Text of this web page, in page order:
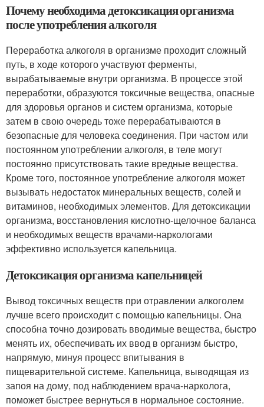
Почему необходима детоксикация организма
после употребления алкоголя
Переработка алкоголя в организме проходит сложный
путь, в ходе которого участвуют ферменты,
вырабатываемые внутри организма. В процессе этой
переработки, образуются токсичные вещества, опасные
для здоровья органов и систем организма, которые
затем в свою очередь тоже перерабатываются в
безопасные для человека соединения. При частом или
постоянном употреблении алкоголя, в теле могут
постоянно присутствовать такие вредные вещества.
Кроме того, постоянное употребление алкоголя может
вызывать недостаток минеральных веществ, солей и
витаминов, необходимых элементов. Для детоксикации
организма, восстановления кислотно-щелочное баланса
и необходимых веществ врачами-наркологами
эффективно используется капельница.
Детоксикация организма капельницей
Вывод токсичных веществ при отравлении алкоголем
лучше всего происходит с помощью капельницы. Она
способна точно дозировать вводимые вещества, быстро
менять их, обеспечивать их ввод в организм быстро,
напрямую, минуя процесс впитывания в
пищеварительной системе. Капельница, выводящая из
запоя на дому, под наблюдением врача-нарколога,
поможет быстрее вернуться в нормальное состояние.